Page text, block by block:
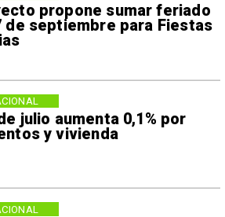
propone sumar feriado
de septiembre para Fiestas
de julio aumenta 0,1% por
y vivienda